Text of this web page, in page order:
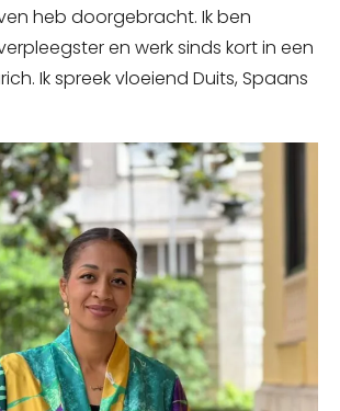
heb doorgebracht. Ik ben
en werk sinds kort in een
Ik spreek vloeiend Duits, Spaans